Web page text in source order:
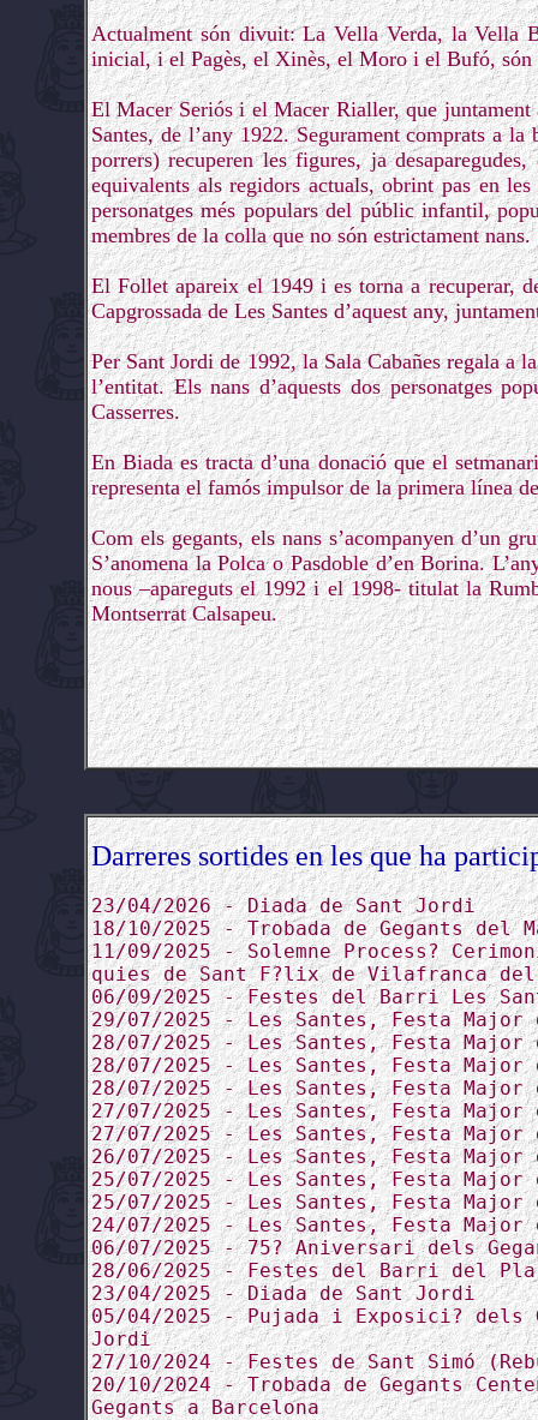
Actualment són divuit: La Vella Verda, la Vella
inicial, i el Pagès, el Xinès, el Moro i el Bufó, són
El Macer Seriós i el Macer Rialler, que
Santes, de l’any 1922. Segurament comprats a
porrers) recuperen les figures, ja
equivalents als regidors actuals, obrint pas en
personatges més populars del públic infantil,
membres de la colla que no són estrictament nans.
El Follet apareix el 1949 i es torna a recuperar,
Capgrossada de Les Santes d’aquest any,
Per Sant Jordi de 1992, la Sala Cabañes regala a
l’entitat. Els nans d’aquests dos personatges
Casserres.
En Biada es tracta d’una donació que el
representa el famós impulsor de la primera línea
Com els gegants, els nans s’acompanyen d’un
S’anomena la Polca o Pasdoble d’en Borina.
nous –apareguts el 1992 i el 1998- titulat la
Montserrat Calsapeu.
Darreres sortides en les que ha
23/04/2026 - Diada de Sant Jordi
18/10/2025 - Trobada de Gegants del
11/09/2025 - Solemne Process?
quies de Sant F?lix de Vilafranca del
06/09/2025 - Festes del Barri Les
29/07/2025 - Les Santes, Festa
28/07/2025 - Les Santes, Festa Major
28/07/2025 - Les Santes, Festa Major
28/07/2025 - Les Santes, Festa
27/07/2025 - Les Santes, Festa
27/07/2025 - Les Santes, Festa Major
26/07/2025 - Les Santes, Festa Major
25/07/2025 - Les Santes, Festa
25/07/2025 - Les Santes, Festa
24/07/2025 - Les Santes, Festa Major
06/07/2025 - 75? Aniversari dels
28/06/2025 - Festes del Barri del
23/04/2025 - Diada de Sant Jordi
05/04/2025 - Pujada i Exposici?
Jordi
27/10/2024 - Festes de Sant Simó
20/10/2024 - Trobada de Gegants
Gegants a Barcelona